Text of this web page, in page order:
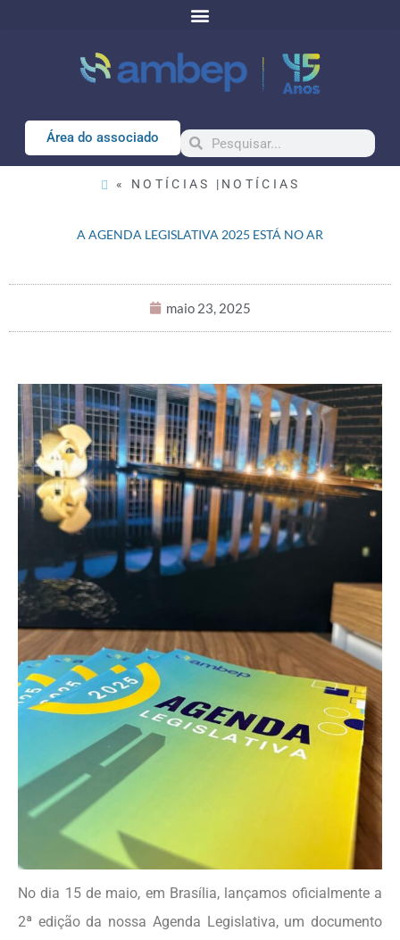
Área do associado
« NOTÍCIAS | NOTÍCIAS
A AGENDA LEGISLATIVA 2025 ESTÁ NO AR
maio 23, 2025
No dia 15 de maio, em Brasília, lançamos oficialmente a
2ª edição da nossa Agenda Legislativa, um documento